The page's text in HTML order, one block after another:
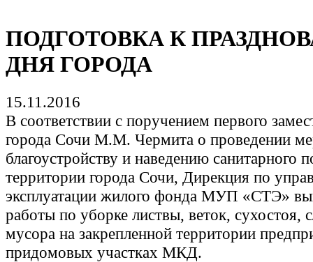
ПОДГОТОВКА К
ДНЯ ГОРОДА
15.11.2016
В соответствии с поручением первого
города Сочи М.М. Чермита о проведении
благоустройству и наведению санитарного
территории города Сочи, Дирекция по
эксплуатации жилого фонда МУП «СТЭ»
работы по уборке листвы, веток, сухостоя,
мусора на закрепленной территории
придомовых участках МКД.